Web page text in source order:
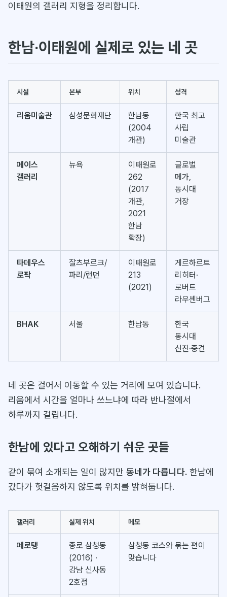
이태원의 갤러리 지형을 정리합니다.
한남·이태원에 실제로 있는 네 곳
시설 본부 위치 성격
리움미술관 삼성문화재단
한남동
(2004
개관)
한국 최고
사립
미술관
페이스
갤러리
뉴욕
이태원로
262
(2017
개관,
2021
한남
확장)
글로벌
메가,
동시대
거장
타데우스
로팍
잘츠부르크/
파리/런던
이태원로
213
(2021)
게르하르트
리히터·
로버트
라우셴버그
BHAK 서울 한남동
한국
동시대
신진·중견
네 곳은 걸어서 이동할 수 있는 거리에 모여 있습니다.
리움에서 시간을 얼마나 쓰느냐에 따라 반나절에서
하루까지 걸립니다.
한남에 있다고 오해하기 쉬운 곳들
같이 묶여 소개되는 일이 많지만 동네가 다릅니다. 한남에
갔다가 헛걸음하지 않도록 위치를 밝혀둡니다.
갤러리 실제 위치 메모
페로탱
종로 삼청동
(2016) ·
강남 신사동
2호점
삼청동 코스와 묶는 편이
맞습니다